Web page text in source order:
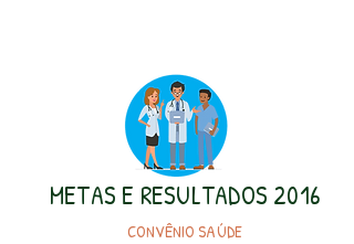
METAS E RESULTADOS 2016
CONVÊNIO SAÚDE